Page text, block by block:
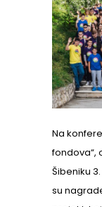
Na
fondova“,
Šibeniku
su